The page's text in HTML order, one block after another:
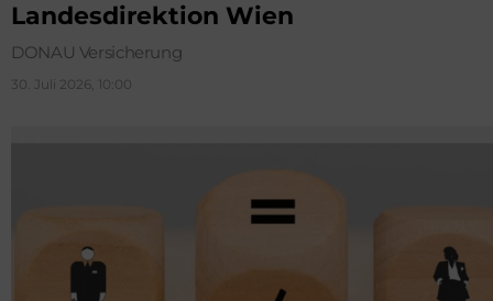
Landesdirektion Wien
DONAU Versicherung
30. Juli 2026, 10:00